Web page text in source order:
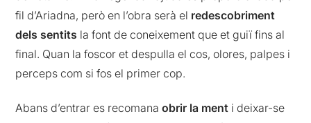
fil d’Ariadna, però en l’obra serà el redescobriment
dels sentits la font de coneixement que et guiï fins al
final. Quan la foscor et despulla el cos, olores, palpes i
perceps com si fos el primer cop.
Abans d’entrar es recomanaobrir la ment i deixar-se